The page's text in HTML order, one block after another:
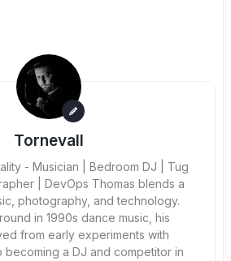
Tornevall
- Musician | Bedroom DJ | Tug
| DevOps Thomas blends a
photography, and technology.
in 1990s dance music, his
from early experiments with
becoming a DJ and competitor in